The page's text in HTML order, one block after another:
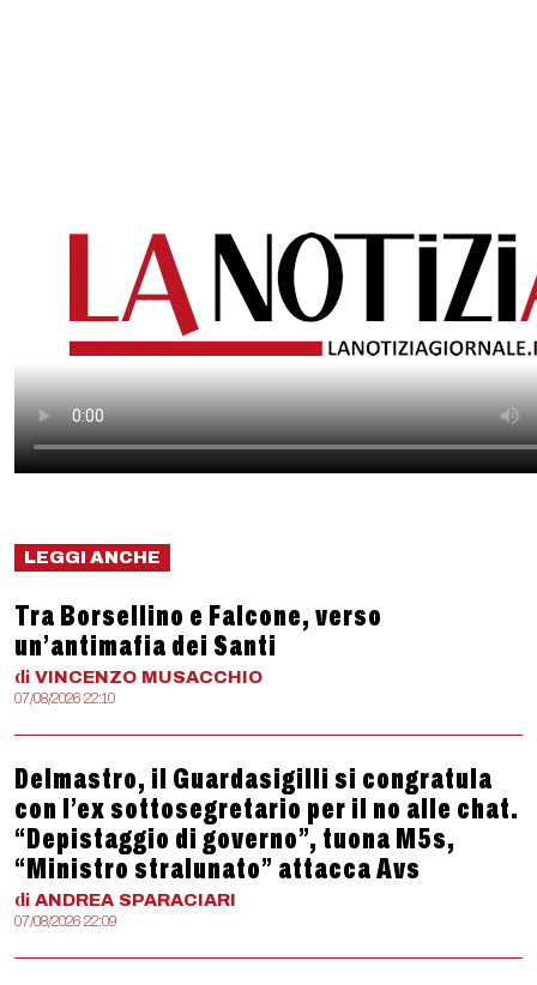
LEGGI ANCHE
Tra Borsellino e Falcone, verso
un’antimafia dei Santi
di VINCENZO MUSACCHIO
07/08/2026 22:10
Delmastro, il Guardasigilli si congratula
con l’ex sottosegretario per il no alle chat.
“Depistaggio di governo”, tuona M5s,
“Ministro stralunato” attacca Avs
di ANDREA SPARACIARI
07/08/2026 22:09